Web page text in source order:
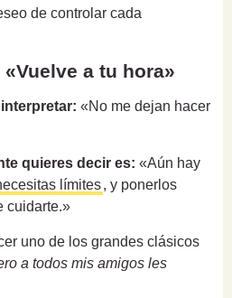
de controlar cada
a tu hora»
«No me dejan hacer
quieres decir es: «Aún hay
límites, y ponerlos
cuidarte.»
uno de los grandes clásicos
a todos mis amigos les